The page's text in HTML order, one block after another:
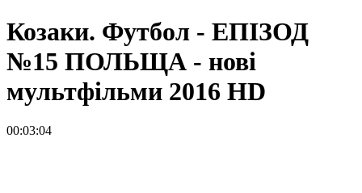
Козаки. Футбол - ЕПІЗОД
№15 ПОЛЬЩА - нові
мультфільми 2016 HD
00:03:04